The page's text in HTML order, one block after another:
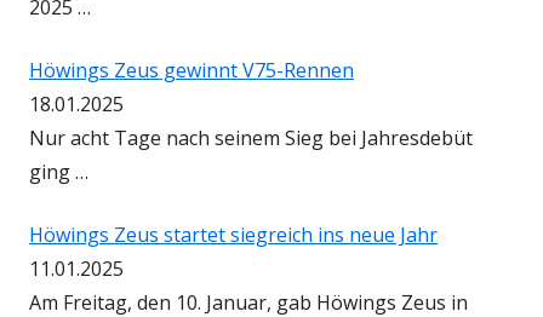
2025 …
Höwings Zeus gewinnt V75-Rennen
18.01.2025
Nur acht Tage nach seinem Sieg bei Jahresdebüt
ging …
Höwings Zeus startet siegreich ins neue Jahr
11.01.2025
Am Freitag, den 10. Januar, gab Höwings Zeus in